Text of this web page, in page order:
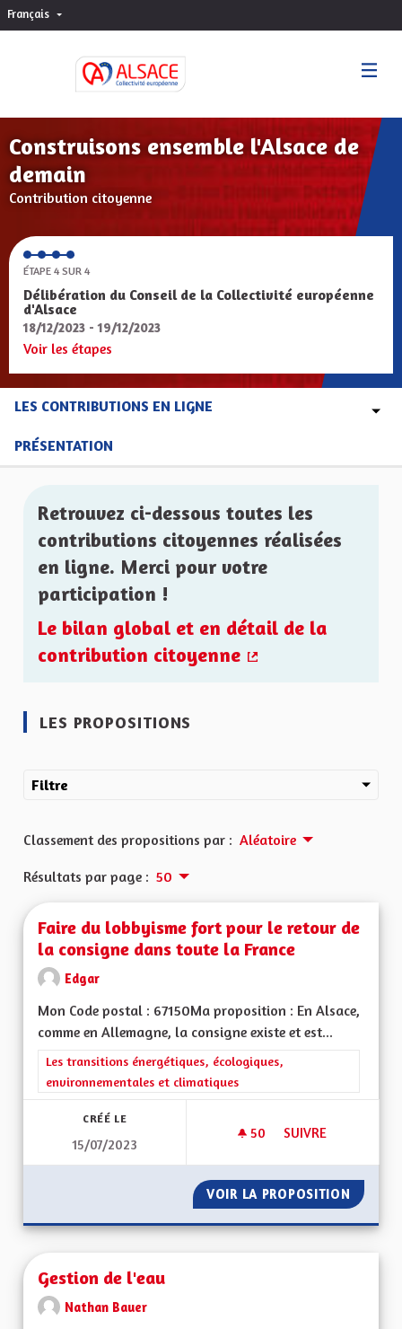
Français Choisir la langue
Construisons ensemble l'Alsace de
demain
Contribution citoyenne
ÉTAPE 4 SUR 4
Délibération du Conseil de la Collectivité européenne
d'Alsace
18/12/2023 - 19/12/2023
Voir les étapes
LES CONTRIBUTIONS EN LIGNE
PRÉSENTATION
Retrouvez ci-dessous toutes les
contributions citoyennes réalisées
en ligne. Merci pour votre
participation !
Le bilan global et en détail de la
contribution citoyenne
LES PROPOSITIONS
Filtre
Classement des propositions par : Aléatoire
Résultats par page : 50
Faire du lobbyisme fort pour le retour de
la consigne dans toute la France
Edgar
Mon Code postal : 67150Ma proposition : En Alsace,
comme en Allemagne, la consigne existe et est...
Filtrer les résultats de la catégorie : Les transitions
Les transitions énergétiques, écologiques,
environnementales et climatiques
CRÉÉ LE
15/07/2023
50 50 ABONNÉS
SUIVRE
VOIR LA PROPOSITION FAIRE
Gestion de l'eau
Nathan Bauer